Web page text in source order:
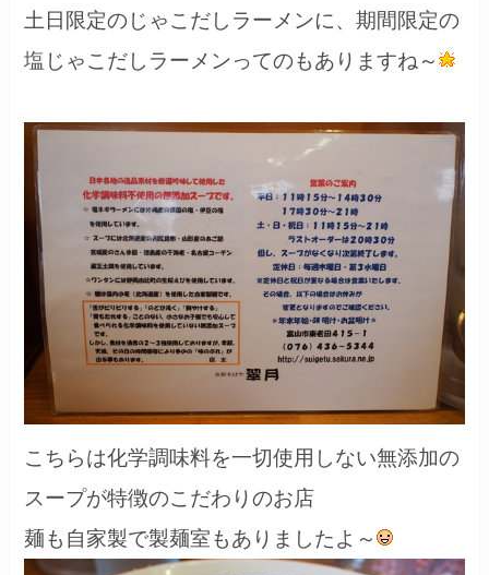
土日限定のじゃこだしラーメンに、期間限定の
塩じゃこだしラーメンってのもありますね～
こちらは化学調味料を一切使用しない無添加の
スープが特徴のこだわりのお店
麺も自家製で製麺室もありましたよ～